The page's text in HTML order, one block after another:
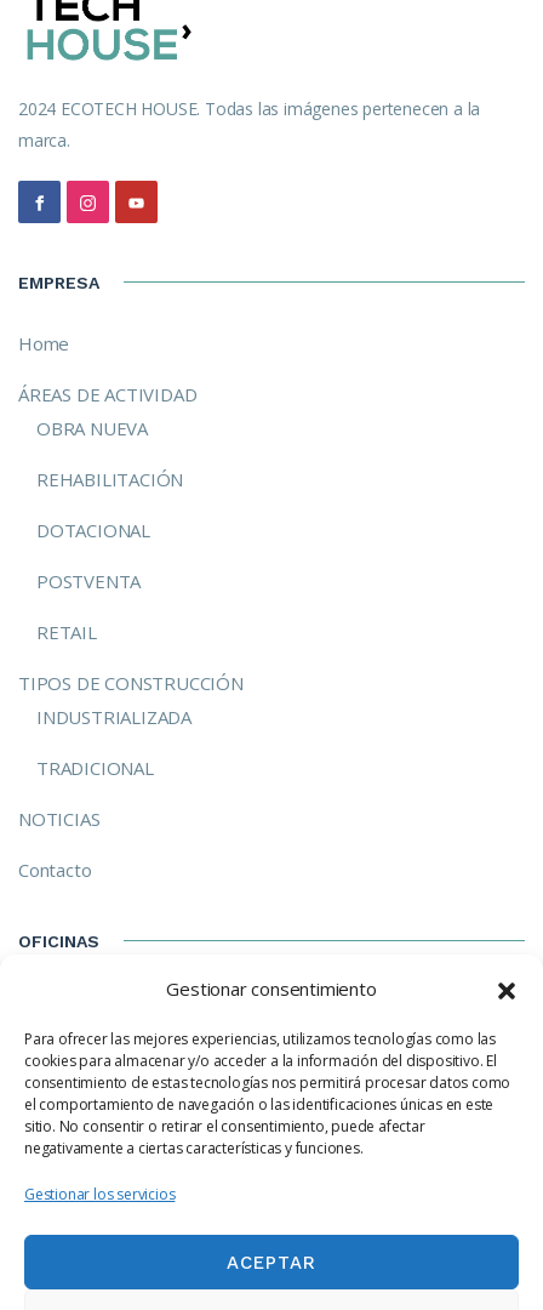
Gestionar consentimiento
Para ofrecer las mejores experiencias, utilizamos tecnologías como las
cookies para almacenar y/o acceder a la información del dispositivo. El
consentimiento de estas tecnologías nos permitirá procesar datos como
el comportamiento de navegación o las identificaciones únicas en este
sitio. No consentir o retirar el consentimiento, puede afectar
negativamente a ciertas características y funciones.
Gestionar los servicios
ACEPTAR
2024 ECOTECH HOUSE. Todas las imágenes pertenecen a la
marca.
EMPRESA
Home
ÁREAS DE ACTIVIDAD
OBRA NUEVA
REHABILITACIÓN
DOTACIONAL
POSTVENTA
RETAIL
TIPOS DE CONSTRUCCIÓN
INDUSTRIALIZADA
TRADICIONAL
NOTICIAS
Contacto
OFICINAS
C/ Izarra, 8-E Madrid (28023) Madrid
hola@ecotechhouse.com
(+34) 91 702 05 88